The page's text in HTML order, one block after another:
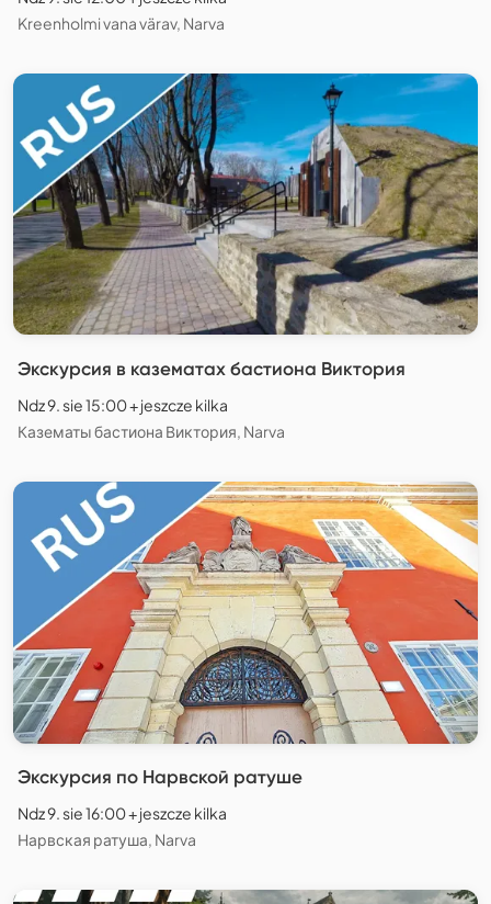
Kreenholmi vana värav, Narva
Экскурсия в казематах бастиона Виктория
Ndz 9. sie 15:00 + jeszcze kilka
Казематы бастиона Виктория, Narva
Экскурсия по Нарвской ратуше
Ndz 9. sie 16:00 + jeszcze kilka
Нарвская ратуша, Narva